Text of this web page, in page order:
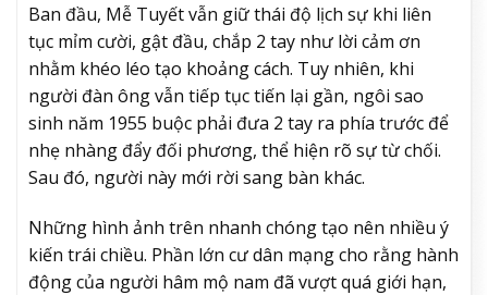
Ban đầu, Mễ Tuyết vẫn giữ thái độ lịch sự khi liên
tục mỉm cười, gật đầu, chắp 2 tay như lời cảm ơn
nhằm khéo léo tạo khoảng cách. Tuy nhiên, khi
người đàn ông vẫn tiếp tục tiến lại gần, ngôi sao
sinh năm 1955 buộc phải đưa 2 tay ra phía trước để
nhẹ nhàng đẩy đối phương, thể hiện rõ sự từ chối.
Sau đó, người này mới rời sang bàn khác.
Những hình ảnh trên nhanh chóng tạo nên nhiều ý
kiến trái chiều. Phần lớn cư dân mạng cho rằng hành
động của người hâm mộ nam đã vượt quá giới hạn,